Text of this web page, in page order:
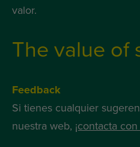
valor.
The value of
Feedback
Si tienes cualquier
nuestra web, ¡contacta